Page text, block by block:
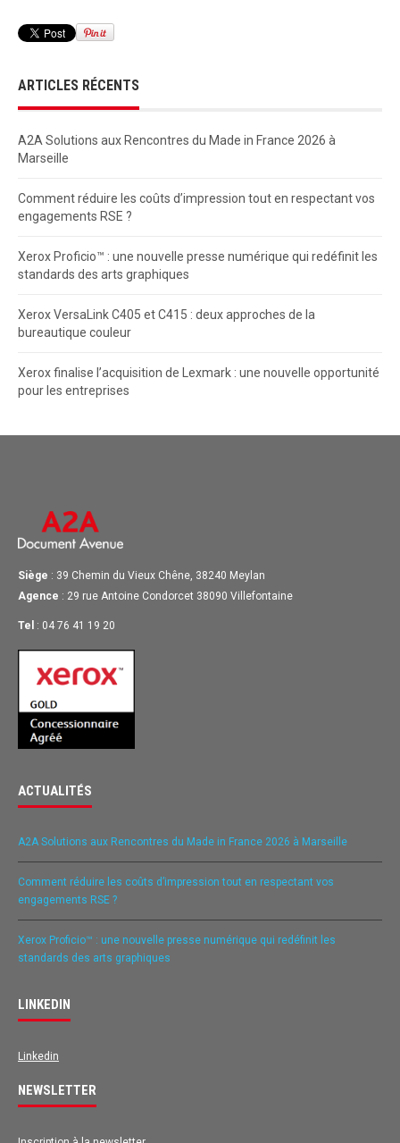
ARTICLES RÉCENTS
A2A Solutions aux Rencontres du Made in France 2026 à
Marseille
Comment réduire les coûts d’impression tout en respectant vos
engagements RSE ?
Xerox Proficio™ : une nouvelle presse numérique qui redéfinit les
standards des arts graphiques
Xerox VersaLink C405 et C415 : deux approches de la
bureautique couleur
Xerox finalise l’acquisition de Lexmark : une nouvelle opportunité
pour les entreprises
Siège : 39 Chemin du Vieux Chêne, 38240 Meylan
Agence : 29 rue Antoine Condorcet 38090 Villefontaine
Tel : 04 76 41 19 20
ACTUALITÉS
A2A Solutions aux Rencontres du Made in France 2026 à Marseille
Comment réduire les coûts d’impression tout en respectant vos
engagements RSE ?
Xerox Proficio™ : une nouvelle presse numérique qui redéfinit les
standards des arts graphiques
LINKEDIN
Linkedin
NEWSLETTER